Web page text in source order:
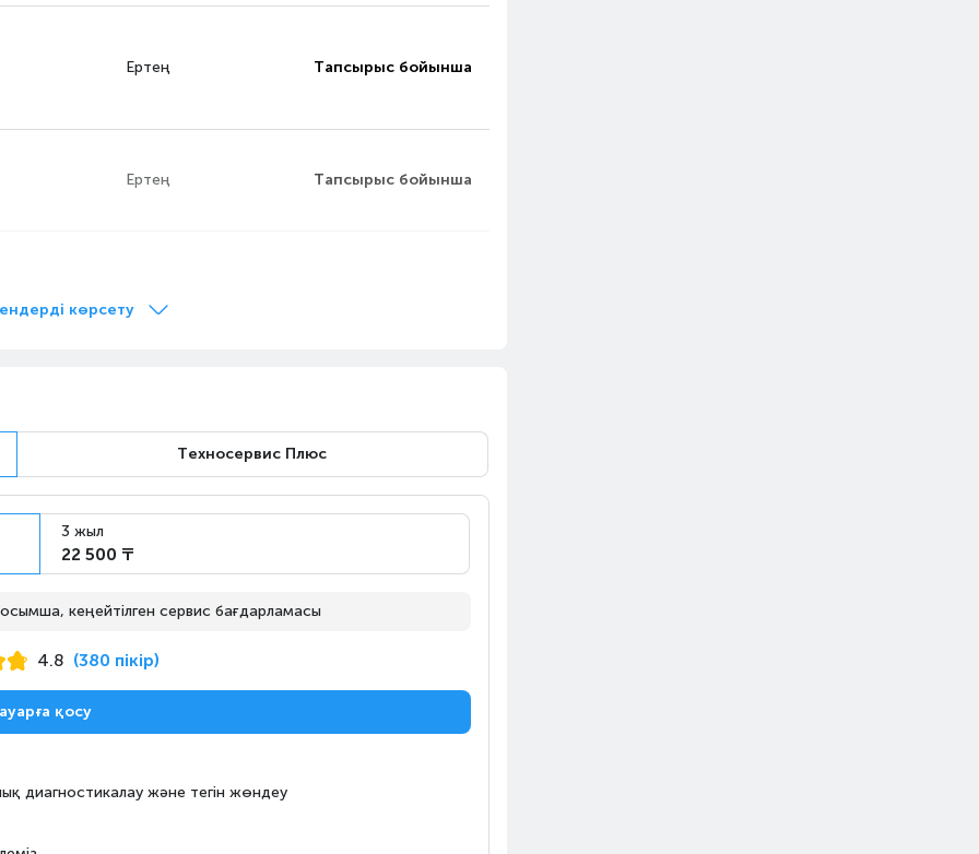
Ертең Тапсырыс бойынша
Ертең Тапсырыс бойынша
Ертең Тапсырыс бойынша
Ертең Тапсырыс бойынша
көрсету
Техносервис Плюс
3 жыл
22 500 ₸
кеңейтілген сервис бағдарламасы
4.8 (380 пікір)
қосу
диагностикалау және тегін жөндеу